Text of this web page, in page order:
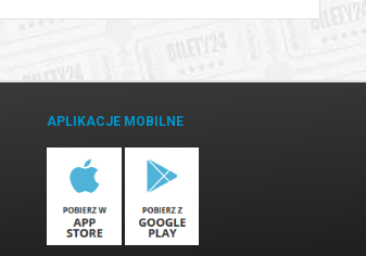
APLIKACJE MOBILNE